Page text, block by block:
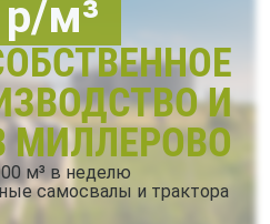
м³
И
МИЛЛЕРОВО
м³ в неделю
самосвалы и трактора